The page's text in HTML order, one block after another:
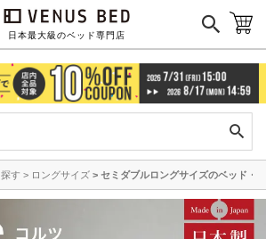
日本最大級のベッド専門店
す ロングサイズ セミダブルロングサイズのベッド・